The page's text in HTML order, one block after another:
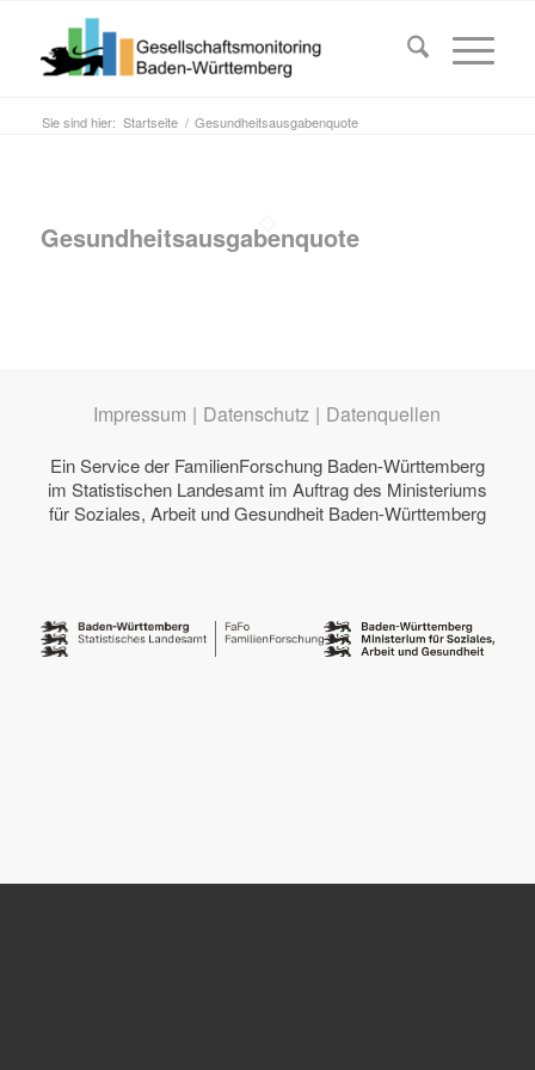
Sie sind hier: Startseite / Gesundheitsausgabenquote
Gesundheitsausgabenquote
Impressum | Datenschutz | Datenquellen
Ein Service der FamilienForschung Baden-Württemberg
im Statistischen Landesamt im Auftrag des Ministeriums
für Soziales, Arbeit und Gesundheit Baden-Württemberg